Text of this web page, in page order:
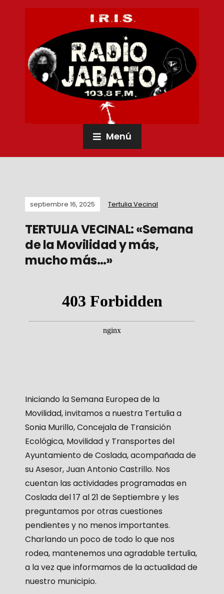
Menú
septiembre 16, 2025 Tertulia Vecinal
TERTULIA VECINAL: «Semana
de la Movilidad y más,
mucho más…»
Iniciando la Semana Europea de la
Movilidad, invitamos a nuestra Tertulia a
Sonia Murillo, Concejala de Transición
Ecológica, Movilidad y Transportes del
Ayuntamiento de Coslada, acompañada de
su Asesor, Juan Antonio Castrillo. Nos
cuentan las actividades programadas en
Coslada del 17 al 21 de Septiembre y les
preguntamos por otras cuestiones
pendientes y no menos importantes.
Charlando un poco de todo lo que nos
rodea, mantenemos una agradable tertulia,
a la vez que informamos de la actualidad de
nuestro municipio.